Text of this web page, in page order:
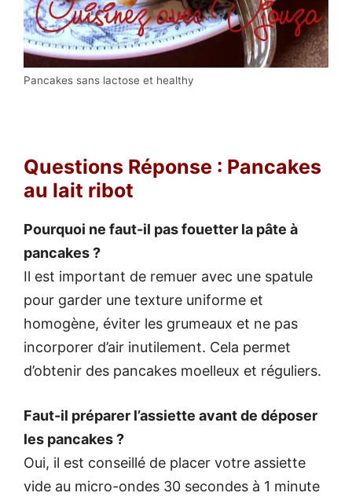
Pancakes sans lactose et healthy
Questions Réponse : Pancakes
au lait ribot
Pourquoi ne faut-il pas fouetter la pâte à
pancakes ?
Il est important de remuer avec une spatule
pour garder une texture uniforme et
homogène, éviter les grumeaux et ne pas
incorporer d’air inutilement. Cela permet
d’obtenir des pancakes moelleux et réguliers.
Faut-il préparer l’assiette avant de déposer
les pancakes ?
Oui, il est conseillé de placer votre assiette
vide au micro-ondes 30 secondes à 1 minute